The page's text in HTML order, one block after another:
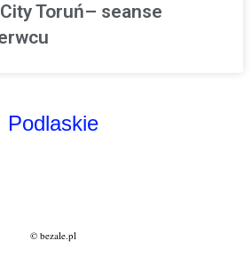
Toruń– seanse
Podlaskie
© bezale.pl